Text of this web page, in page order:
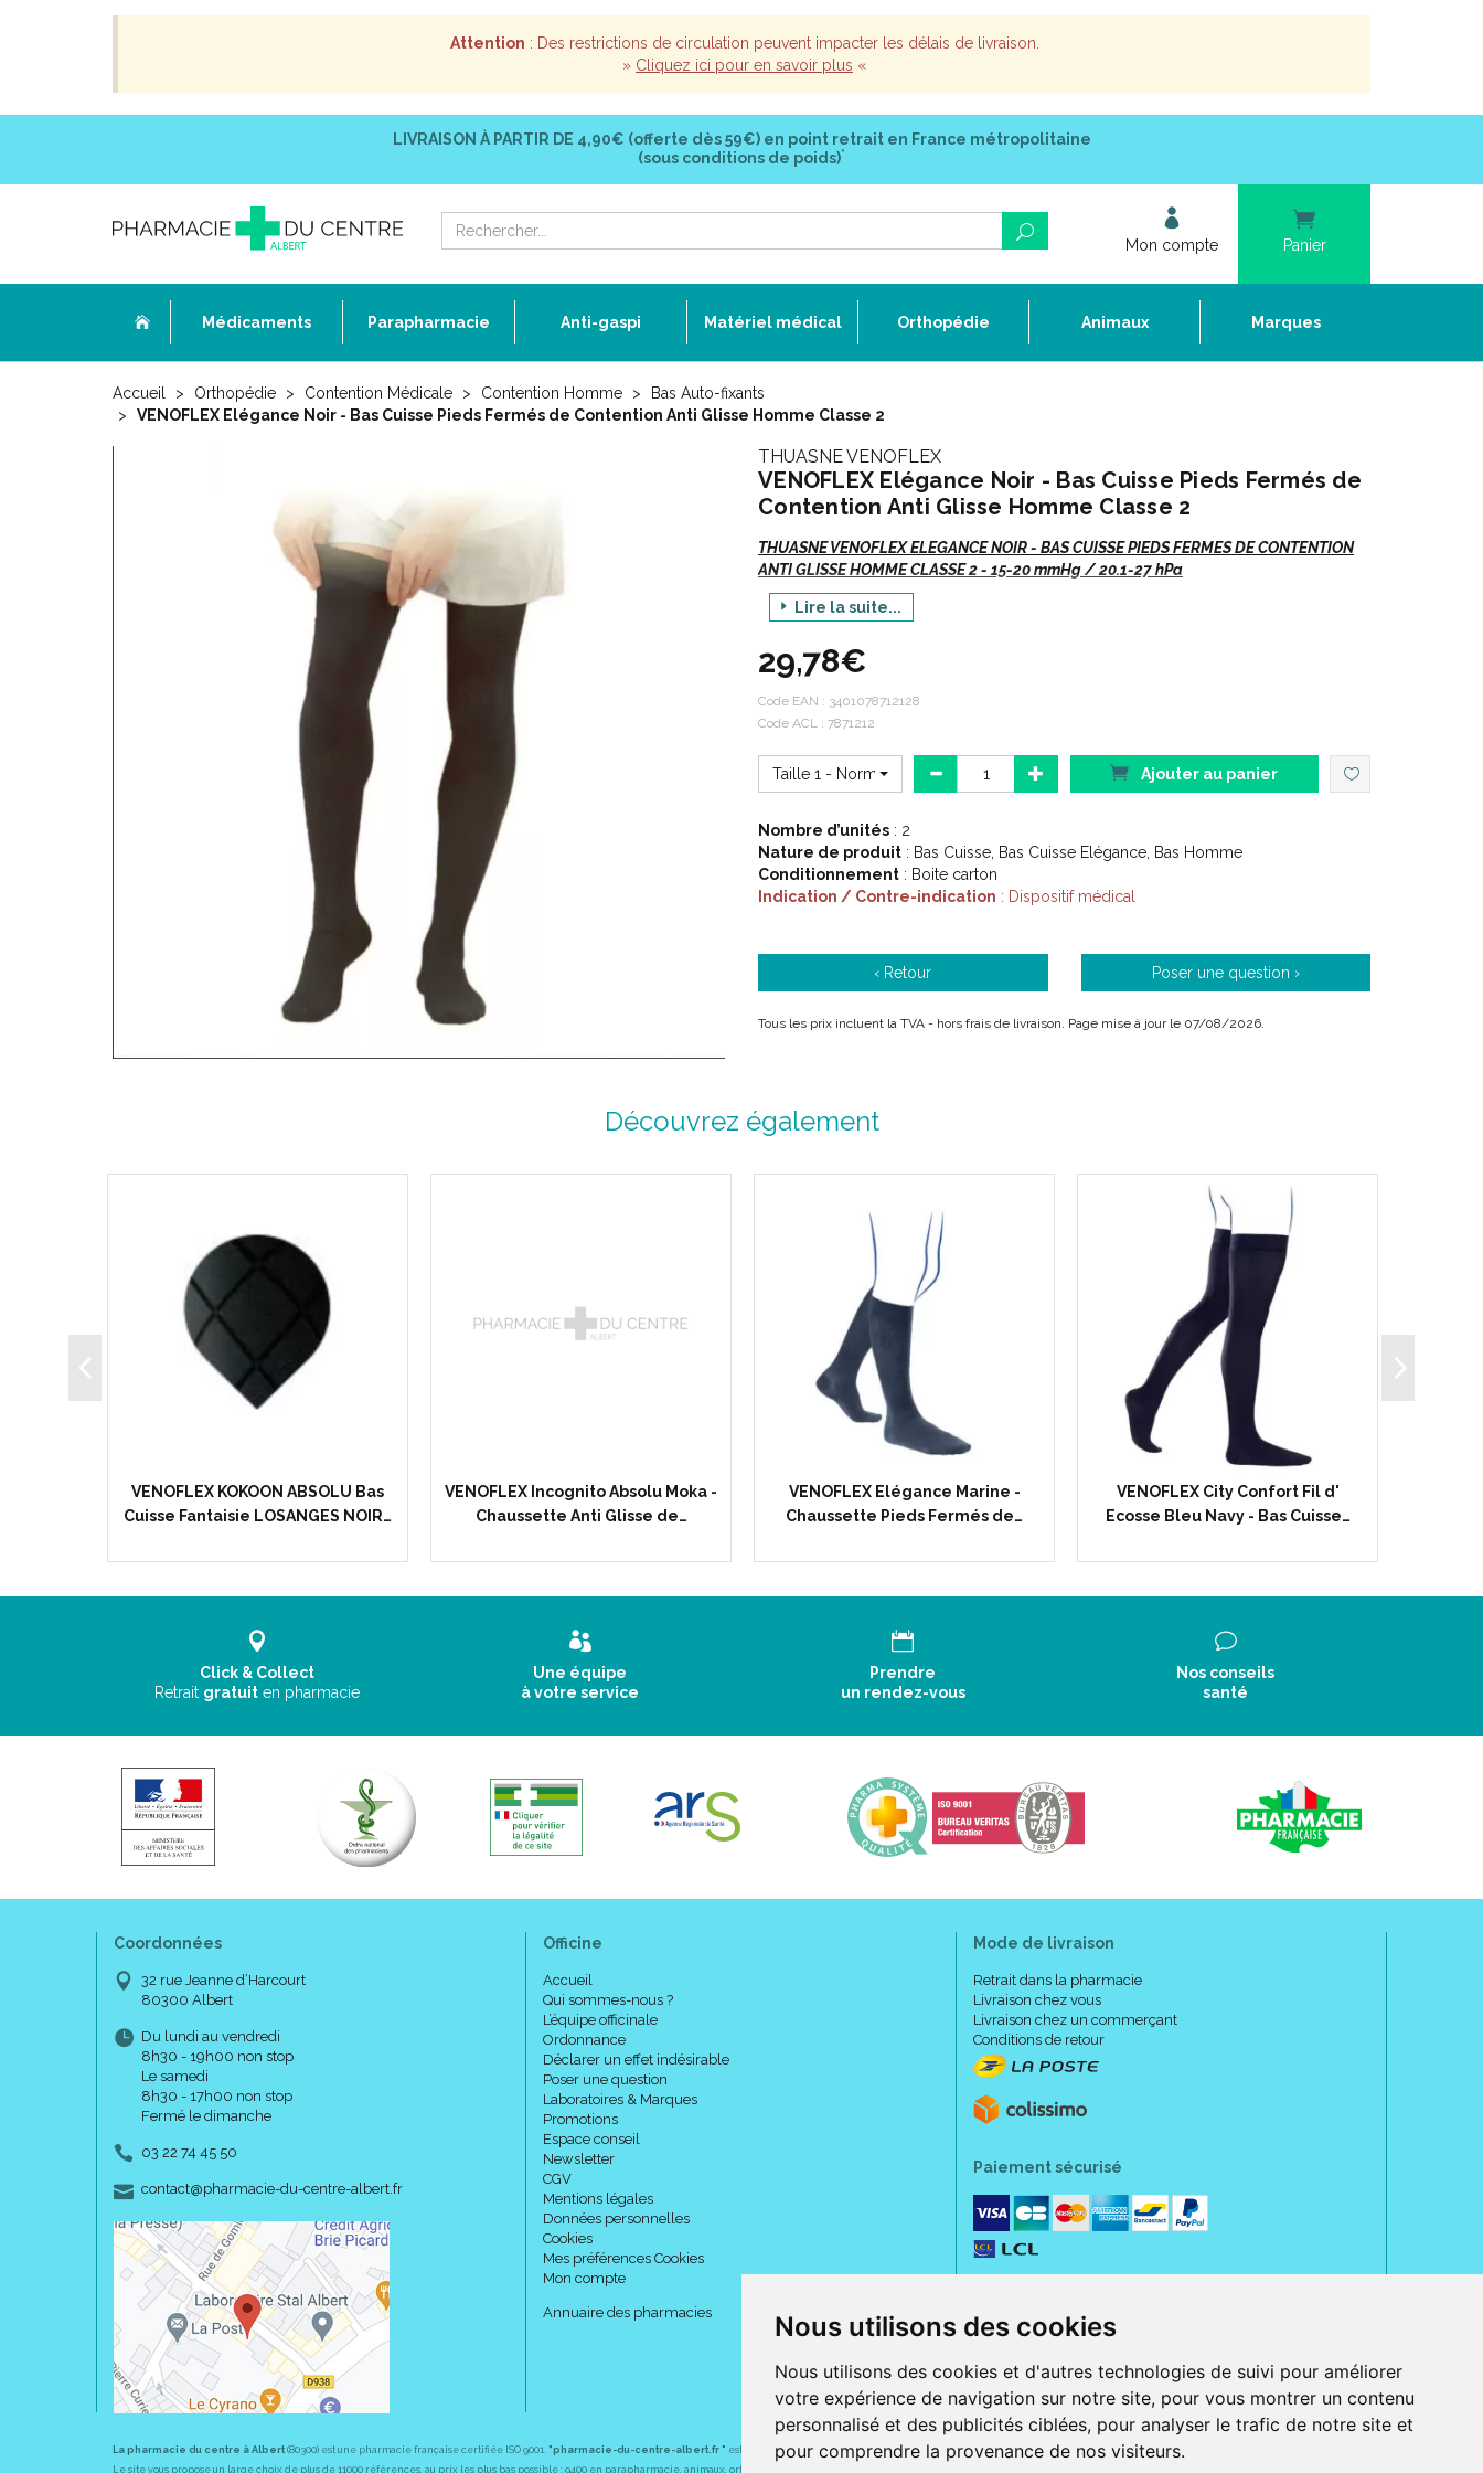
Nous utilisons des cookies
Nous utilisons des cookies et d'autres technologies de suivi pour améliorer
votre expérience de navigation sur notre site, pour vous montrer un contenu
personnalisé et des publicités ciblées, pour analyser le trafic de notre site et
pour comprendre la provenance de nos visiteurs.
Attention : Des restrictions de circulation peuvent impacter les délais de livraison.
» Cliquez ici pour en savoir plus «
LIVRAISON À PARTIR DE 4,90€ (offerte dès 59€) en point retrait en France métropolitaine
(sous conditions de poids)*
Mon compte Panier
Médicaments Parapharmacie Anti-gaspi Matériel médical Orthopédie Animaux Marques
Accueil Orthopédie Contention Médicale Contention Homme
Bas Auto-fixants
VENOFLEX Elégance Noir - Bas Cuisse Pieds Fermés de Contention Anti Glisse Homme Classe 2
THUASNE VENOFLEX
VENOFLEX Elégance Noir - Bas Cuisse Pieds Fermés de
Contention Anti Glisse Homme Classe 2
THUASNE VENOFLEX ELEGANCE NOIR - BAS CUISSE PIEDS FERMES DE CONTENTION
ANTI GLISSE HOMME CLASSE 2 - 15-20 mmHg / 20.1-27 hPa
Venoflex Elégance
Si vous commandez, n' oubliez pas de préciser :
Votre TAILLE.
La hauteur ou le code ACL / EAN
Votre TAILLE.
La hauteur ou le codeACL/ EAN
Indications :
Description :
Un concentré de douceur dans un standard du quotidien.
Simplicité et bien-être dans toutes les situations.
Alliance d'élégance et de résistance pour cette gamme de chaussettes et bas-
Disponibles en pieds longs.
Lavable en 40°C.
Couleur :
Caractéristiques :
PIEDS FERMES
4 tailles (1 à 4).
Lire la suite...
29,78€
Code EAN : 3401078712128
Code ACL : 7871212
Taille 1 - Normal Ajouter au panier
Nombre d’unités : 2
Nature de produit : Bas Cuisse, Bas Cuisse Elégance, Bas Homme
Conditionnement : Boite carton
Indication / Contre-indication : Dispositif médical
‹ Retour Poser une question ›
Tous les prix incluent la TVA - hors frais de livraison. Page mise à jour le 07/08/2026.
Découvrez également
VENOFLEX KOKOON ABSOLU Bas
Cuisse Fantaisie LOSANGES NOIR…
VENOFLEX Incognito Absolu Moka -
Chaussette Anti Glisse de…
VENOFLEX Elégance Marine -
Chaussette Pieds Fermés de…
VENOFLEX City Confort Fil d'
Ecosse Bleu Navy - Bas Cuisse…
Click & Collect
Retrait gratuit en pharmacie
Une équipe
à votre service
Prendre
un rendez-vous
Nos conseils
santé
Coordonnées
32 rue Jeanne d’Harcourt
80300 Albert
Du lundi au vendredi
8h30 - 19h00 non stop
Le samedi
8h30 - 17h00 non stop
Fermé le dimanche
03 22 74 45 50
contact-
@-
pharmacie-du-centre-albert.fr
Officine
Accueil
Qui sommes-nous ?
L’équipe officinale
Ordonnance
Déclarer un effet indésirable
Poser une question
Laboratoires & Marques
Promotions
Espace conseil
Newsletter
CGV
Mentions légales
Données personnelles
Cookies
Mes préférences Cookies
Mon compte
Annuaire des pharmacies
Mode de livraison
Retrait dans la pharmacie
Livraison chez vous
Livraison chez un commerçant
Conditions de retour
Paiement sécurisé
La pharmacie du centre à Albert(80300) est une pharmacie française certifiée ISO 9001. "pharmacie-du-centre-albert.fr " est le site internet de l a pharmacie du centre, 32 rue Jeanne d' Harcourt, 80300 Albert.
Le site vous propose un large choix de plus de 11000 références, au prix les plus bas possible : 9400 en parapharmacie, animaux, orthopédie, matériel médical. 1700 en médicaments sans ordonnance.